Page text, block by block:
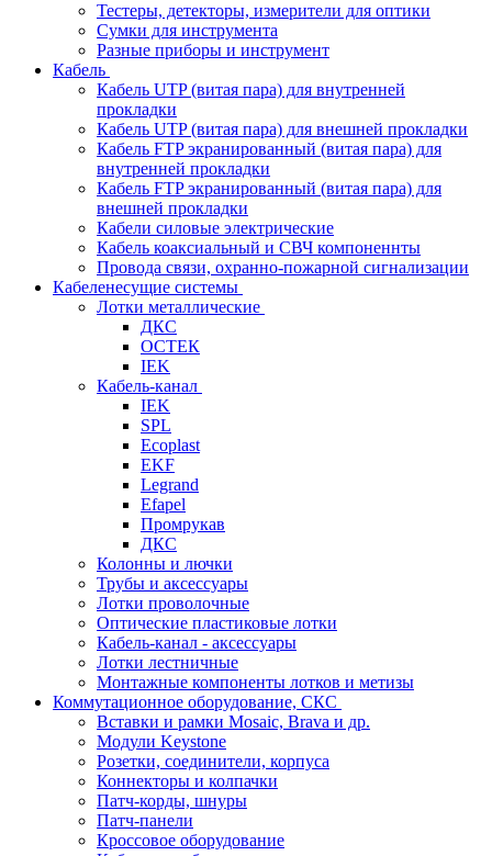
Тестеры, детекторы, измерители для оптики
Сумки для инструмента
Разные приборы и инструмент
Кабель
Кабель UTP (витая пара) для внутренней
прокладки
Кабель UTP (витая пара) для внешней прокладки
Кабель FTP экранированный (витая пара) для
внутренней прокладки
Кабель FTP экранированный (витая пара) для
внешней прокладки
Кабели силовые электрические
Кабель коаксиальный и СВЧ компоненнты
Провода связи, охранно-пожарной сигнализации
Кабеленесущие системы
Лотки металлические
ДКС
ОСТЕК
IEK
Кабель-канал
IEK
SPL
Ecoplast
EKF
Legrand
Efapel
Промрукав
ДКС
Колонны и лючки
Трубы и аксессуары
Лотки проволочные
Оптические пластиковые лотки
Кабель-канал - аксессуары
Лотки лестничные
Монтажные компоненты лотков и метизы
Коммутационное оборудование, СКС
Вставки и рамки Mosaic, Brava и др.
Модули Keystone
Розетки, соединители, корпуса
Коннекторы и колпачки
Патч-корды, шнуры
Патч-панели
Кроссовое оборудование